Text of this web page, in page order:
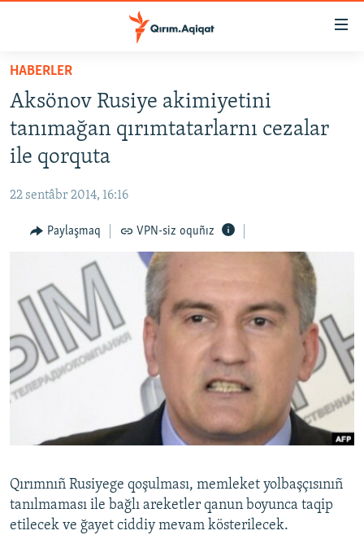
Esas
qaytmaq
Baş
navigatsiyağa
qaytmaq
Qıdıruvğa
HABERLER
İQTİSADİYAT
MEDENİYET
İNSAN AQLARI
SÜRET
BLOGLAR
FİKİR
Русский
HABERLER
Aksönov Rusiye akimiyetini
tanımağan qırımtatarlarnı cezalar
ile qorquta
22 sentâbr 2014, 16:16
Paylaşmaq VPN-siz oquñız
Qırımnıñ Rusiyege qoşulması, memleket yolbaşçısınıñ
tanılmaması ile bağlı areketler qanun boyunca taqip
etilecek ve ğayet ciddiy mevam kösterilecek.